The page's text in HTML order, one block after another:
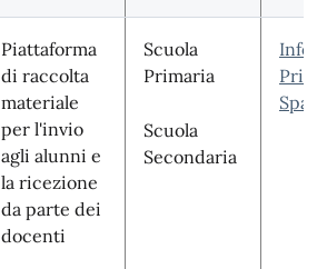
Piattaforma
di raccolta
materiale
per l'invio
agli alunni e
la ricezione
da parte dei
docenti
Scuola
Primaria
Scuola
Secondaria